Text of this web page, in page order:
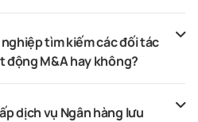
tìm kiếm các đối tác
M&A hay không?
dịch vụ Ngân hàng lưu